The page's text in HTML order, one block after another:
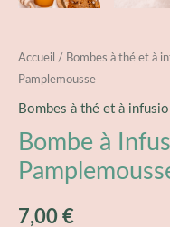
Accueil / Bombes à thé et à
Pamplemousse
Bombes à thé et à
Bombe à
7,00 €